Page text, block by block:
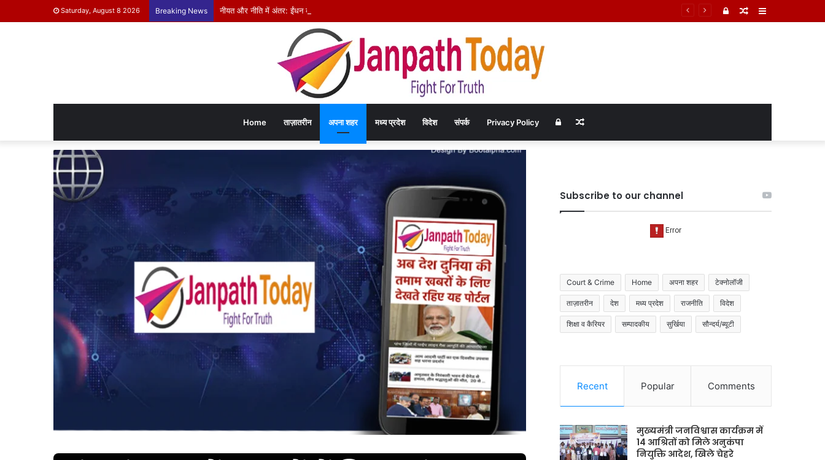
Saturday, August 8 2026 Breaking News नीयत और नीति में अंतर: ईंधन बचत का संदेश देने निकले अफसर, वापसी में सरकारी वाहनों से लौटे Random
Log
Home ताज़ातरीन अपना शहर मध्य प्रदेश विदेश संपर्क Privacy Policy Random
Log
Subscribe to our channel
Court & Crime Home अपना शहर टेक्नोलॉजी
ताज़ातरीन देश मध्य प्रदेश राजनीति विदेश
शिक्षा व कैरियर सम्पादकीय सुर्खिया सौन्दर्य/ब्यूटी
Recent Popular Comments
मुख्यमंत्री जनविश्वास कार्यक्रम में
14 आश्रितों को मिले अनुकंपा
नियुक्ति आदेश, खिले चेहरे